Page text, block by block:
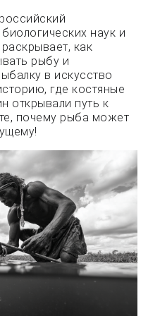
наук и
как
рыбу и
в искусство
где костяные
открывали путь к
почему рыба может